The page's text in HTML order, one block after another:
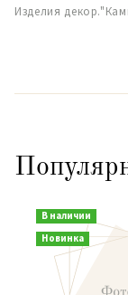
Изделия
В наличии
Новинка